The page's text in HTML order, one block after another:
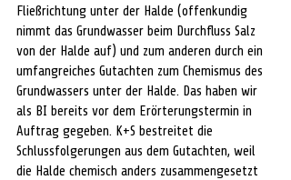
Fließrichtung unter der Halde (offenkundig
nimmt das Grundwasser beim Durchfluss Salz
von der Halde auf) und zum anderen durch ein
umfangreiches Gutachten zum Chemismus des
Grundwassers unter der Halde. Das haben wir
als BI bereits vor dem Erörterungstermin in
Auftrag gegeben. K+S bestreitet die
Schlussfolgerungen aus dem Gutachten, weil
die Halde chemisch anders zusammengesetzt